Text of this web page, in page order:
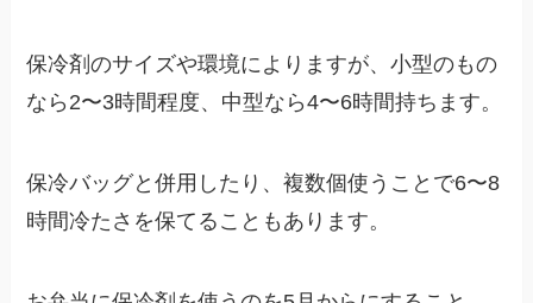
保冷剤のサイズや環境によりますが、小型のもの
なら2〜3時間程度、中型なら4〜6時間持ちます。
保冷バッグと併用したり、複数個使うことで6〜8
時間冷たさを保てることもあります。